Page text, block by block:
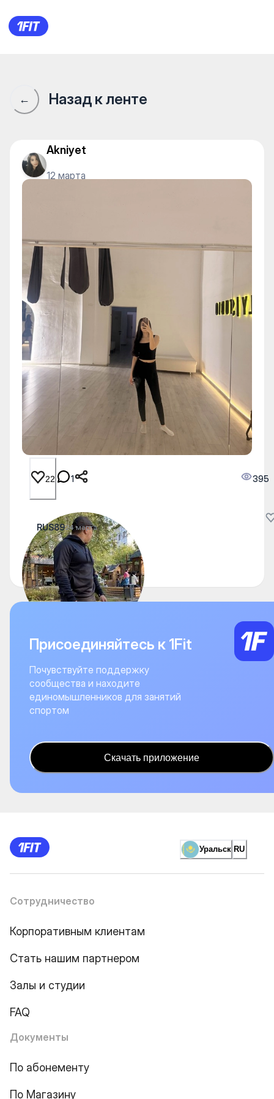
Сообщество 1Fit · 1Fit
← Назад к ленте
Akniyet
12 марта
22 1 395
RUS8924 марта
🏹
Присоединяйтесь к 1Fit
Почувствуйте поддержку
сообщества и находите
единомышленников для занятий
спортом
Скачать приложение
Уральск RU
Сотрудничество
Корпоративным клиентам
Стать нашим партнером
Залы и студии
FAQ
Документы
По абонементу
По Магазину